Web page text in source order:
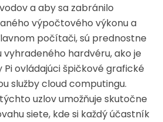
a aby sa zabránilo
výpočtového výkonu a
počítači, sú prednostne
hardvéru, ako je
ovládajúci špičkové grafické
služby cloud computingu.
uzlov umožňuje skutočne
siete, kde si každý účastník